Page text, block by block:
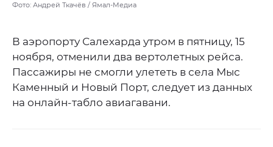
Фото: Андрей Ткачёв / Ямал-Медиа
В аэропорту Салехарда утром в пятницу, 15
ноября, отменили два вертолетных рейса.
Пассажиры не смогли улететь в села Мыс
Каменный и Новый Порт, следует из данных
на онлайн-табло авиагавани.